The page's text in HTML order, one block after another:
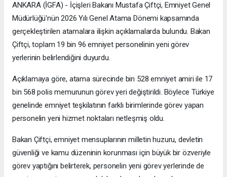
ANKARA (İGFA) - İçişleri Bakanı Mustafa Çiftçi, Emniyet Genel
Müdürlüğü'nün 2026 Yılı Genel Atama Dönemi kapsamında
gerçekleştirilen atamalara ilişkin açıklamalarda bulundu. Bakan
Çiftçi, toplam 19 bin 96 emniyet personelinin yeni görev
yerlerinin belirlendiğini duyurdu.
Açıklamaya göre, atama sürecinde bin 528 emniyet amiri ile 17
bin 568 polis memurunun görev yeri değiştirildi. Böylece Türkiye
genelinde emniyet teşkilatının farklı birimlerinde görev yapan
personelin yeni hizmet noktaları netleşmiş oldu.
Bakan Çiftçi, emniyet mensuplarının milletin huzuru, devletin
güvenliği ve kamu düzeninin korunması için büyük bir özveriyle
görev yaptığını belirterek, personelin yeni görev yerlerinde de